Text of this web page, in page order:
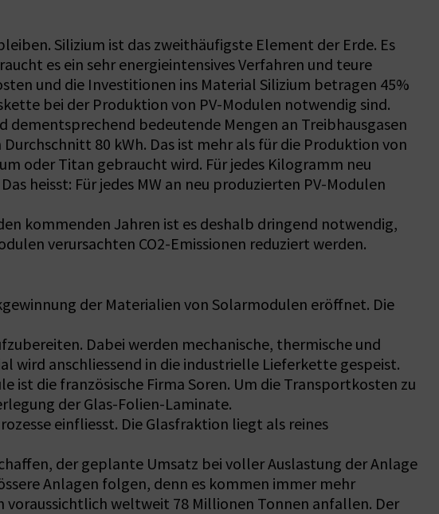
Silizium ist das zweithäufigste Element der Erde. Es
es ein sehr energieintensives Verfahren und teure
und die Investitionen ins Material Silizium betragen 45%
bei der Produktion von PV-Modulen notwendig sind.
bedeutende Mengen an Treibhausgasen
80 kWh. Das ist mehr als für die Produktion von
oder Titan gebraucht wird. Für jedes Kilogramm neu
heisst: Für jedes MW an neu produzierten PV-Modulen
kommenden Jahren ist es deshalb dringend notwendig,
verursachten CO2-Emissionen reduziert werden.
der Materialien von Solarmodulen eröffnet. Die
Dabei werden mechanische, thermische und
wird anschliessend in die industrielle Lieferkette gespeist.
ist die französische Firma Soren. Um die Transportkosten zu
der Glas-Folien-Laminate.
einfliesst. Die Glasfraktion liegt als reines
der geplante Umsatz bei voller Auslastung der Anlage
Anlagen folgen, denn es kommen immer mehr
voraussichtlich weltweit 78 Millionen Tonnen anfallen. Der